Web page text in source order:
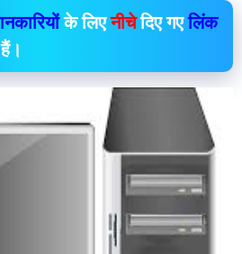
के लिएनीचेदिए गएलिंक